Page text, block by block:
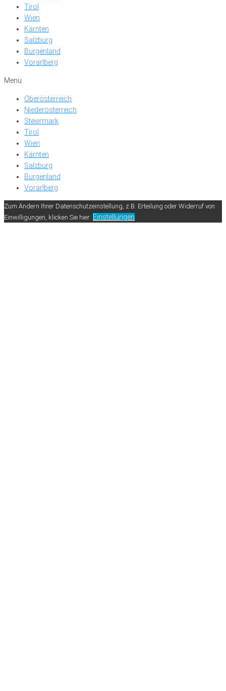
Tirol
Wien
Kärnten
Salzburg
Burgenland
Vorarlberg
Menü
Oberösterreich
Niederösterreich
Steiermark
Tirol
Wien
Kärnten
Salzburg
Burgenland
Vorarlberg
Zum Ändern Ihrer Datenschutzeinstellung, z.B. Erteilung oder Widerruf von
Einwilligungen, klicken Sie hier: Einstellungen